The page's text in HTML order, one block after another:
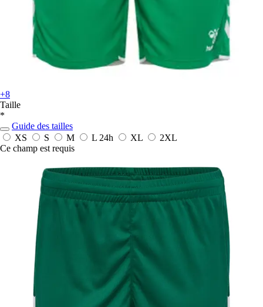
+8
Taille
*
Guide des tailles
XS
S M L 24h XL
2XL
Ce champ est requis